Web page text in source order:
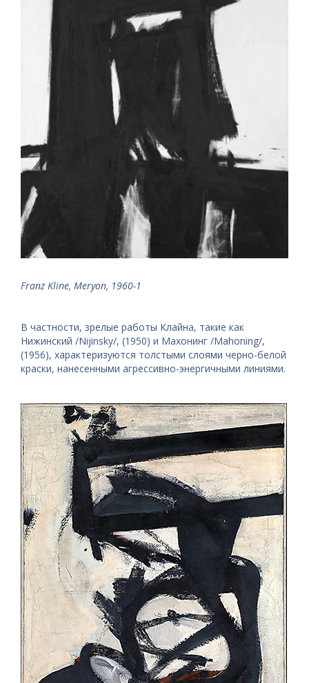
Franz Kline, Meryon, 1960-1
В частности, зрелые работы Клайна, такие как
Нижинский /Nijinsky/, (1950) и Махонинг /Mahoning/,
(1956), характеризуются толстыми слоями черно-белой
краски, нанесенными агрессивно-энергичными линиями.